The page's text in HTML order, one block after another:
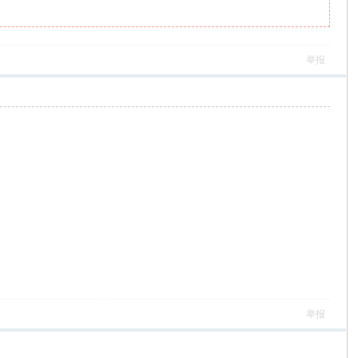
举报
举报